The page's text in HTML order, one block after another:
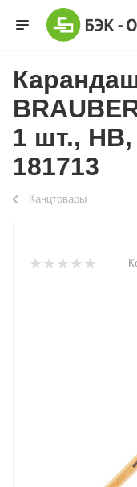
1 шт.,
181713
Канцтовары